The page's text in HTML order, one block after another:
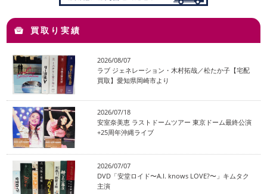
買取り実績
2026/08/07
ラブ ジェネレーション・木村拓哉／松たか子【宅配
買取】愛知県岡崎市より
2026/07/18
安室奈美恵 ラストドームツアー 東京ドーム最終公演
+25周年沖縄ライブ
2026/07/07
DVD「安堂ロイド〜A.I. knows LOVE?〜」キムタク
主演